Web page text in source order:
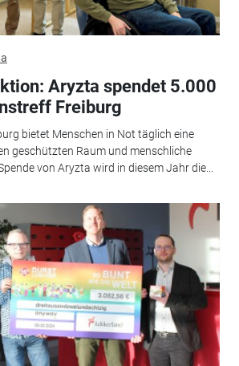
Aryzta spendet 5.000
Freiburg
bietet Menschen in Not täglich eine
geschützten Raum und menschliche
von Aryzta wird in diesem Jahr die...